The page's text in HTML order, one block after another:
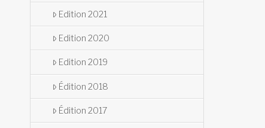
Edition 2021
Edition 2020
Edition 2019
Édition 2018
Édition 2017